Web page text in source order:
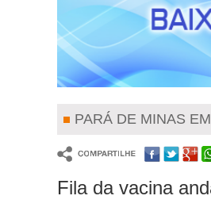
PARÁ DE MINAS
Fila da vacina